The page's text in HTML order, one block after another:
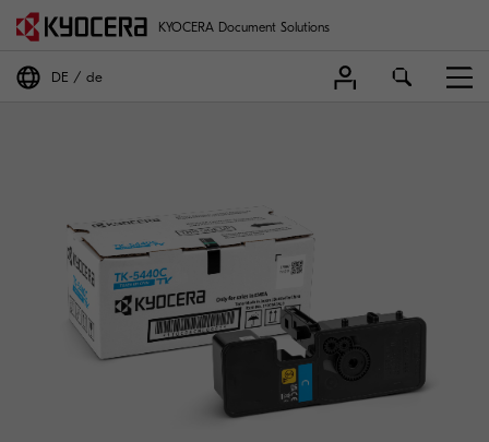
KYOCERA Document Solutions
DE de